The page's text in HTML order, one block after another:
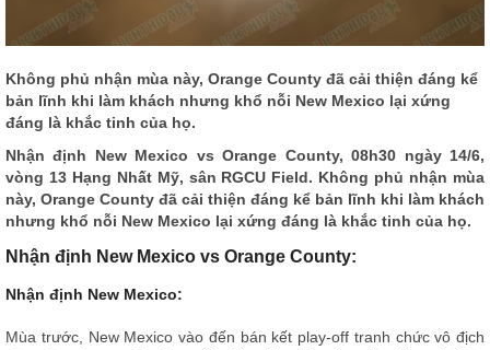
Không phủ nhận mùa này, Orange County đã cải thiện đáng kể
bản lĩnh khi làm khách nhưng khổ nỗi New Mexico lại xứng
đáng là khắc tinh của họ.
Nhận định New Mexico vs Orange County, 08h30 ngày 14/6,
vòng 13 Hạng Nhất Mỹ, sân RGCU Field. Không phủ nhận mùa
này, Orange County đã cải thiện đáng kể bản lĩnh khi làm khách
nhưng khổ nỗi New Mexico lại xứng đáng là khắc tinh của họ.
Nhận định New Mexico vs Orange County:
Nhận định New Mexico:
Mùa trước, New Mexico vào đến bán kết play-off tranh chức vô địch